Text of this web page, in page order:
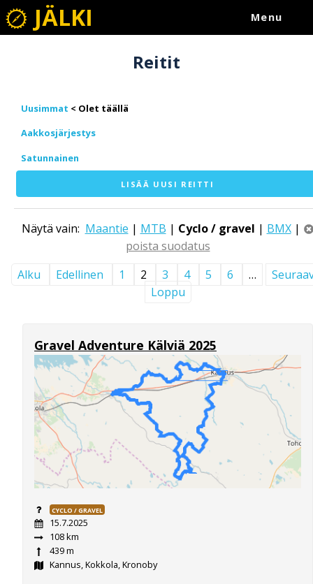
JÄLKI Menu
Reitit
Uusimmat
Aakkosjärjestys
Satunnainen
LISÄÄ UUSI REITTI
Näytä vain: Maantie | MTB | Cyclo / gravel | BMX|
poista suodatus
Alku
Edellinen 1 2 3 4 5 6 …
Loppu
Gravel Adventure Kälviä 2025
CYCLO / GRAVEL
15.7.2025
108 km
439 m
Kannus, Kokkola, Kronoby